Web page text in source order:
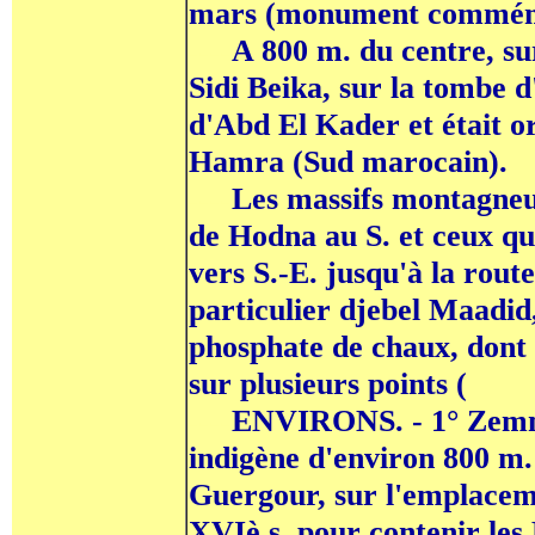
mars (monument
A 800 m. du centre,
Sidi Beika, sur la tombe
d'Abd El Kader et était
Hamra (Sud marocain).
Les massifs
de Hodna au S. et ceux
vers S.-E. jusqu'à la
particulier djebel
phosphate de chaux,
sur plusieurs points (
ENVIRONS. - 1°
indigène d'environ 800
Guergour, sur